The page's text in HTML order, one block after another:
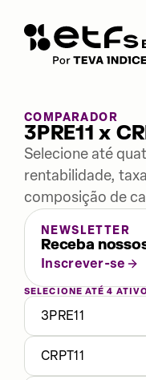
COMPARADOR
3PRE11 x
Selecione até
rentabilidade,
composição de
NEWSLETTER
Receba
Inscrever-se
SELECIONE ATÉ 4
3PRE11
CRPT11